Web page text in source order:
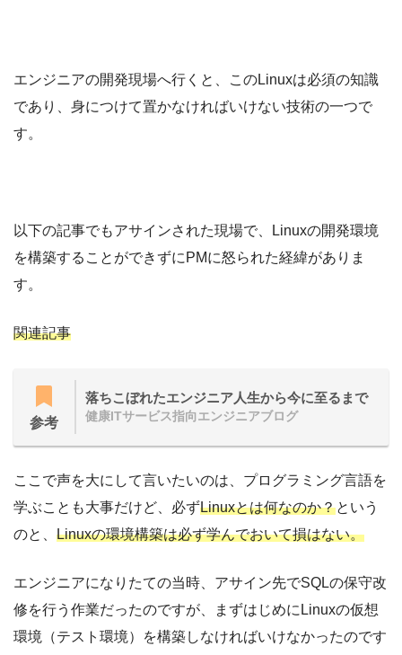
エンジニアの開発現場へ行くと、このLinuxは必須の知識
であり、身につけて置かなければいけない技術の一つで
す。
以下の記事でもアサインされた現場で、Linuxの開発環境
を構築することができずにPMに怒られた経緯がありま
す。
関連記事
参考
落ちこぼれたエンジニア人生から今に至るまで
健康ITサービス指向エンジニアブログ
ここで声を大にして言いたいのは、プログラミング言語を
学ぶことも大事だけど、必ずLinuxとは何なのか？という
のと、 Linuxの環境構築は必ず学んでおいて損はない。
エンジニアになりたての当時、アサイン先でSQLの保守改
修を行う作業だったのですが、まずはじめにLinuxの仮想
環境（テスト環境）を構築しなければいけなかったのです